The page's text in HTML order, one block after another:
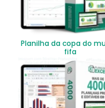
Planilha da copa do
fifa